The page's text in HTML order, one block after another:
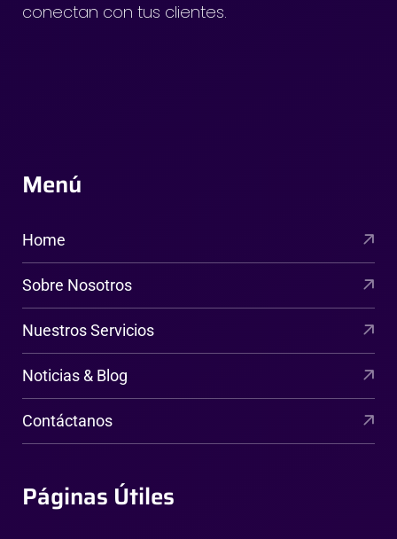
conectan con tus clientes.
Menú
Home
Sobre Nosotros
Nuestros Servicios
Noticias & Blog
Contáctanos
Páginas Útiles